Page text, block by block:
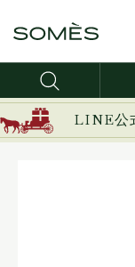
LINE公